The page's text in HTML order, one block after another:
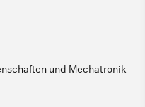
und Mechatronik